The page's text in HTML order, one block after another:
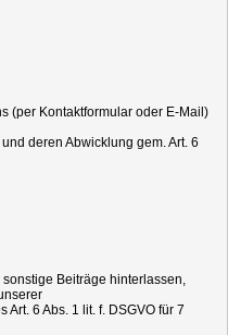
Kontaktformular oder E-Mail)
deren Abwicklung gem. Art. 6
Beiträge hinterlassen,
6 Abs. 1 lit. f. DSGVO für 7